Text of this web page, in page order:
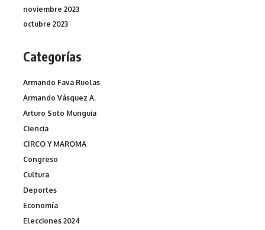
noviembre 2023
octubre 2023
Categorías
Armando Fava Ruelas
Armando Vásquez A.
Arturo Soto Munguia
Ciencia
CIRCO Y MAROMA
Congreso
Cultura
Deportes
Economía
Elecciones 2024